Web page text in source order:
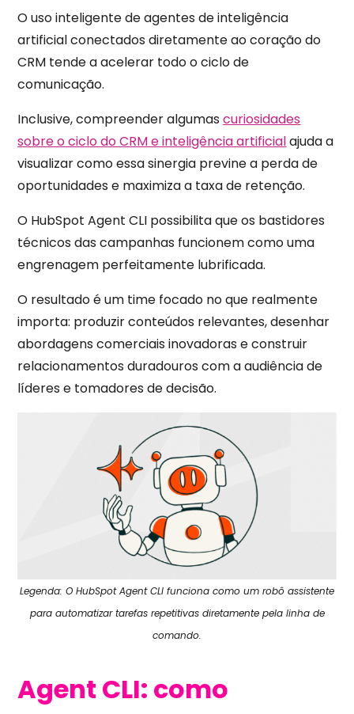
O uso inteligente de agentes de inteligência
artificial conectados diretamente ao coração do
CRM tende a acelerar todo o ciclo de
comunicação.
Inclusive, compreender algumas curiosidades
sobre o ciclo do CRM e inteligência artificialajuda a
visualizar como essa sinergia previne a perda de
oportunidades e maximiza a taxa de retenção.
O HubSpot Agent CLI possibilita que os bastidores
técnicos das campanhas funcionem como uma
engrenagem perfeitamente lubrificada.
O resultado é um time focado no que realmente
importa: produzir conteúdos relevantes, desenhar
abordagens comerciais inovadoras e construir
relacionamentos duradouros com a audiência de
líderes e tomadores de decisão.
Legenda: O HubSpot Agent CLI funciona como um robô assistente
para automatizar tarefas repetitivas diretamente pela linha de
comando.
Agent CLI: como